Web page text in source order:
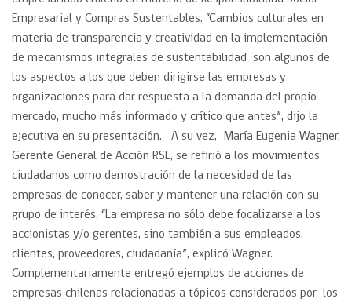
Empresarial y Compras Sustentables. “Cambios culturales en
materia de transparencia y creatividad en la implementación
de mecanismos integrales de sustentabilidad son algunos de
los aspectos a los que deben dirigirse las empresas y
organizaciones para dar respuesta a la demanda del propio
mercado, mucho más informado y crítico que antes”, dijo la
ejecutiva en su presentación. A su vez, María Eugenia Wagner,
Gerente General de Acción RSE, se refirió a los movimientos
ciudadanos como demostración de la necesidad de las
empresas de conocer, saber y mantener una relación con su
grupo de interés. “La empresa no sólo debe focalizarse a los
accionistas y/o gerentes, sino también a sus empleados,
clientes, proveedores, ciudadanía”, explicó Wagner.
Complementariamente entregó ejemplos de acciones de
empresas chilenas relacionadas a tópicos considerados por los